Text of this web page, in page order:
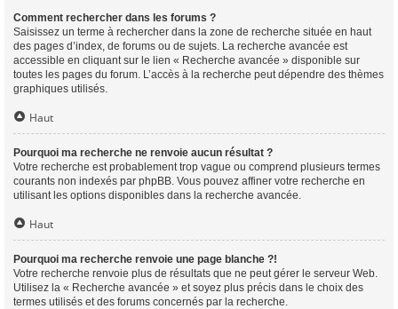
Comment rechercher dans les forums ?
Saisissez un terme à rechercher dans la zone de recherche située en haut
des pages d’index, de forums ou de sujets. La recherche avancée est
accessible en cliquant sur le lien « Recherche avancée » disponible sur
toutes les pages du forum. L’accès à la recherche peut dépendre des thèmes
graphiques utilisés.
Haut
Pourquoi ma recherche ne renvoie aucun résultat ?
Votre recherche est probablement trop vague ou comprend plusieurs termes
courants non indexés par phpBB. Vous pouvez affiner votre recherche en
utilisant les options disponibles dans la recherche avancée.
Haut
Pourquoi ma recherche renvoie une page blanche ?!
Votre recherche renvoie plus de résultats que ne peut gérer le serveur Web.
Utilisez la « Recherche avancée » et soyez plus précis dans le choix des
termes utilisés et des forums concernés par la recherche.